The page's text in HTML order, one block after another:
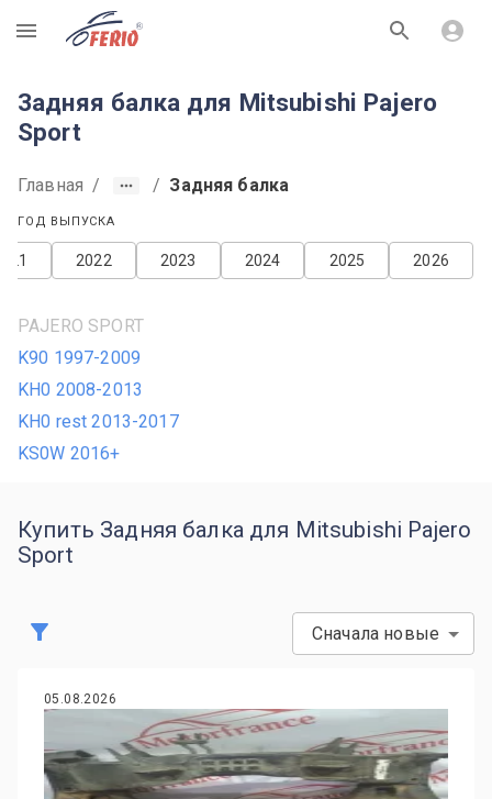
R
Задняя балка для Mitsubishi Pajero
Sport
Главная / / Задняя балка
ГОД ВЫПУСКА
2026
2025
2024
2023
2022
PAJERO SPORT
K90 1997-2009
KH0 2008-2013
KH0 rest 2013-2017
KS0W 2016+
Купить Задняя балка для Mitsubishi Pajero
Sport
Сначала новые
05.08.2026